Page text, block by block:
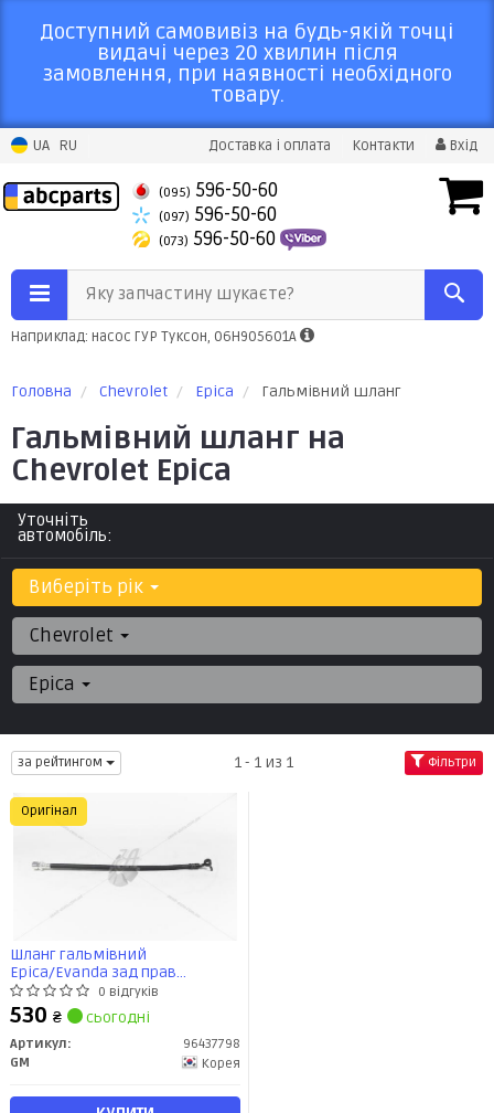
Доступний самовивіз на будь-якій точці
видачі через 20 хвилин після
замовлення, при наявності необхідного
товару.
UA RU Доставка і оплата Контакти Вхід
(095) 596-50-60
(097) 596-50-60
(073) 596-50-60
Яку запчастину шукаєте?
Наприклад: насос ГУР Туксон, 06H905601A
Головна Chevrolet Epica Гальмівний шланг
Гальмівний шланг на
Chevrolet Epica
Уточніть
автомобіль:
Виберіть рік
Chevrolet
Epica
за рейтингом 1 - 1 из 1 Фільтри
Шланг гальмівний
Epica/Evanda зад прав
(96437798) GM0 відгуків
530 ₴ сьогодні
Артикул:
96437798
GM
Корея
Оригінал